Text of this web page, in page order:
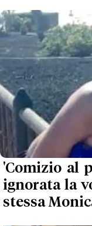
'Comizio al
ignorata la
stessa